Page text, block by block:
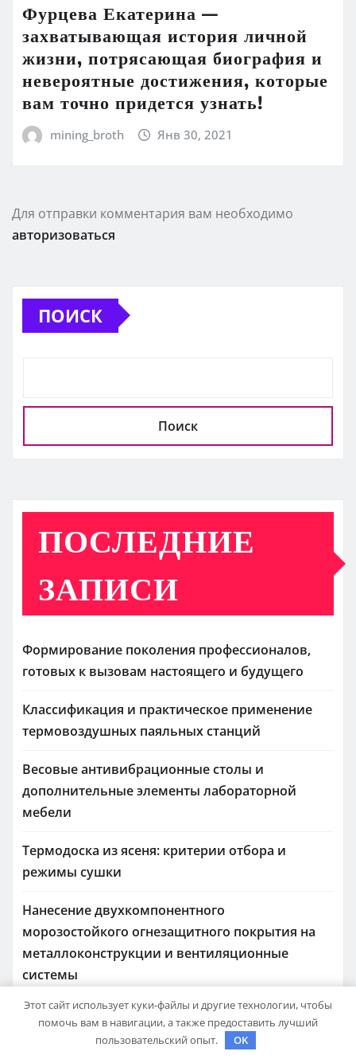
Фурцева Екатерина —
захватывающая история личной
жизни, потрясающая биография и
невероятные достижения, которые
вам точно придется узнать!
mining_broth Янв 30, 2021
Для отправки комментария вам необходимо
авторизоваться
ПОИСК
Поиск
ПОСЛЕДНИЕ
ЗАПИСИ
Формирование поколения профессионалов,
готовых к вызовам настоящего и будущего
Классификация и практическое применение
термовоздушных паяльных станций
Весовые антивибрационные столы и
дополнительные элементы лабораторной
мебели
Термодоска из ясеня: критерии отбора и
режимы сушки
Нанесение двухкомпонентного
морозостойкого огнезащитного покрытия на
металлоконструкции и вентиляционные
системы
Этот сайт использует куки-файлы и другие технологии, чтобы
помочь вам в навигации, а также предоставить лучший
пользовательский опыт.
OK